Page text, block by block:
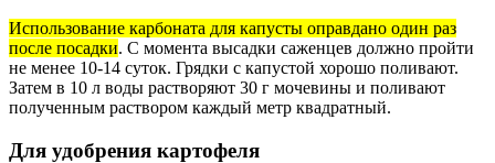
Использование карбоната для капусты оправдано один раз
после посадки. С момента высадки саженцев должно пройти
не менее 10-14 суток. Грядки с капустой хорошо поливают.
Затем в 10 л воды растворяют 30 г мочевины и поливают
полученным раствором каждый метр квадратный.
Для удобрения картофеля